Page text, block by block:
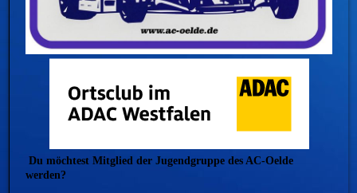
Du möchtest Mitglied der Jugendgruppe des AC-Oelde
werden?